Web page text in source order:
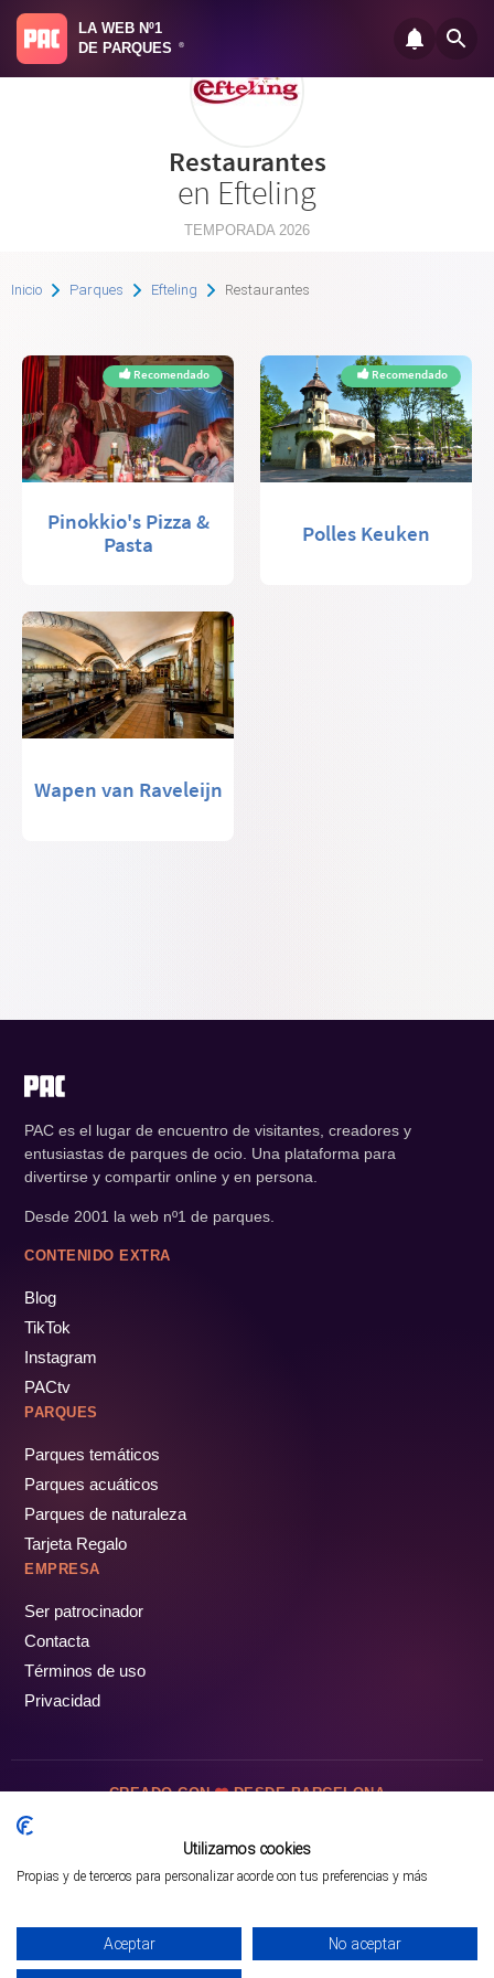
LA WEB Nº1
DE PARQUES
®
Restaurantes
en Efteling
TEMPORADA 2026
Mejor opción en SATOORDAY
Inicio Parques Efteling Restaurantes
Recomendado
Pinokkio's Pizza &
Pasta
Recomendado
Polles Keuken
Wapen van Raveleijn
PAC es el lugar de encuentro de visitantes, creadores y
entusiastas de parques de ocio. Una plataforma para
divertirse y compartir online y en persona.
Desde 2001 la web nº1 de parques.
CONTENIDO EXTRA
Blog
TikTok
Instagram
PACtv
PARQUES
Parques temáticos
Parques acuáticos
Parques de naturaleza
Tarjeta Regalo
EMPRESA
Ser patrocinador
Contacta
Términos de uso
Privacidad
CREADO CON DESDE BARCELONA
Utilizamos cookies
Propias y de terceros para personalizar acorde con tus preferencias y más
Aceptar No aceptar